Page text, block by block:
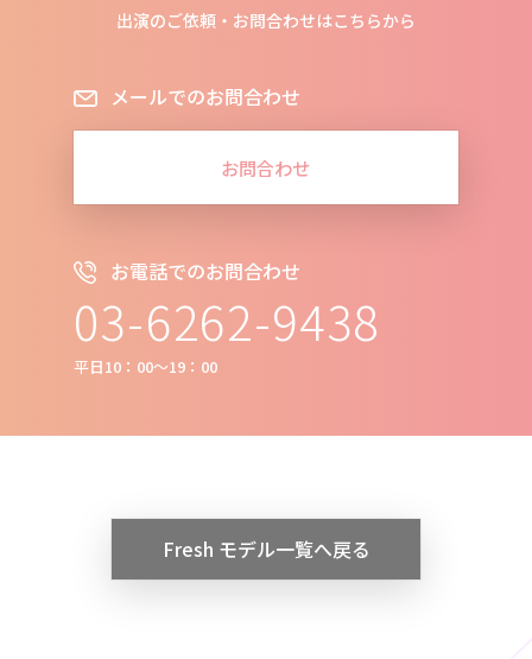
出演のご依頼・お問合わせはこちらから
メールでのお問合わせ
お問合わせ
お電話でのお問合わせ
03-6262-9438
平日10：00～19：00
Fresh モデル一覧へ戻る